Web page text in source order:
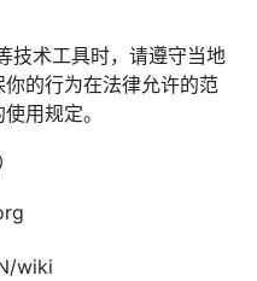
技术工具时，请遵守当地
的行为在法律允许的范
用规定。
wiki